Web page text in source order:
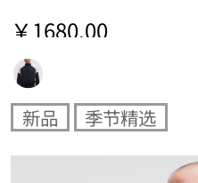
￥1680.00
新品 季节精选